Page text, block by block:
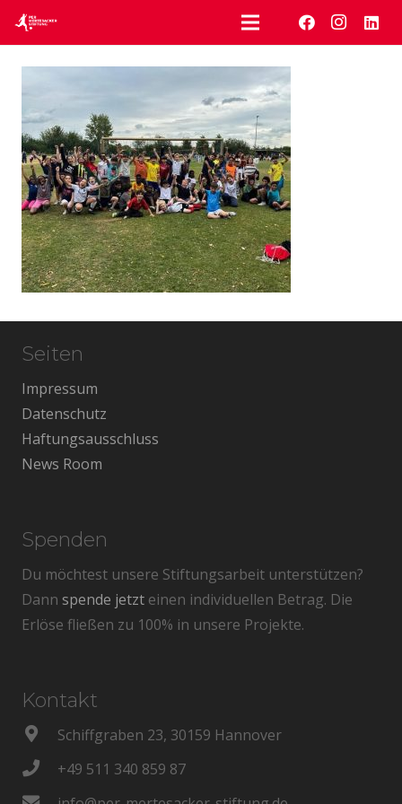
Seiten
Impressum
Datenschutz
Haftungsausschluss
News Room
Spenden
Du möchtest unsere Stiftungsarbeit unterstützen?
Dann spende jetzt einen individuellen Betrag. Die
Erlöse fließen zu 100% in unsere Projekte.
Kontakt
Schiffgraben 23, 30159 Hannover
+49 511 340 859 87